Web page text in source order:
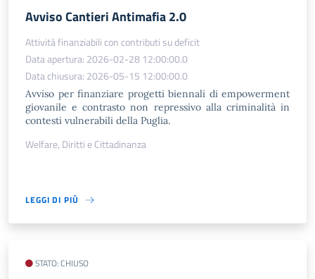
​Avviso Cantieri Antimafia 2.0
Attività finanziabili con contributi su deficit
Data apertura: 2026-02-28 12:00:00.0
Data chiusura: 2026-05-15 12:00:00.0
Avviso per finanziare progetti biennali di empowerment
giovanile e contrasto non repressivo alla criminalità in
contesti vulnerabili della Puglia.
Welfare, Diritti e Cittadinanza
LEGGI DI PIÙ
STATO: CHIUSO